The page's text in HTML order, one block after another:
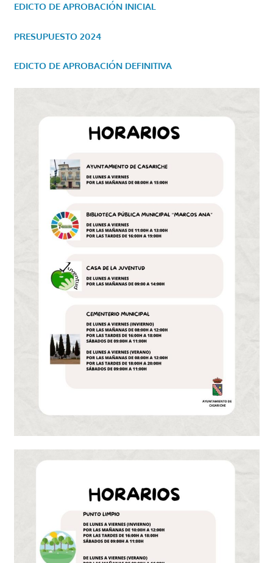
EDICTO DE APROBACIÓN INICIAL
PRESUPUESTO 2024
EDICTO DE APROBACIÓN DEFINITIVA